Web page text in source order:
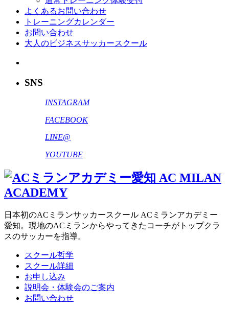
よくあるお問い合わせ
トレーニングカレンダー
お問い合わせ
大人のビジネスサッカースクール
SNS
INSTAGRAM
FACEBOOK
LINE@
YOUTUBE
日本初のACミランサッカースクール ACミランアカデミー
愛知。現地のACミランからやってきたコーチがトップクラ
スのサッカーを指導。
スクール哲学
スクール詳細
お申し込み
説明会・体験会のご案内
お問い合わせ